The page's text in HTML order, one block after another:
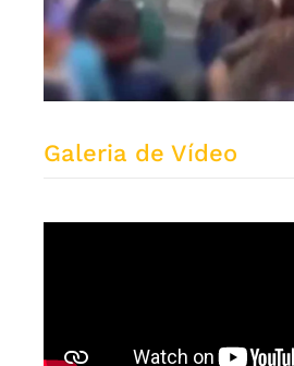
Galeria de Vídeo